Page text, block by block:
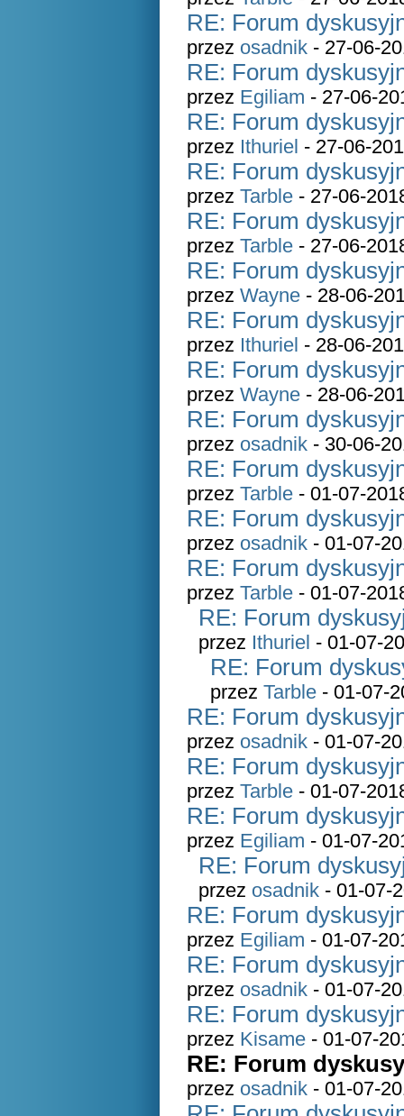
RE: Forum
przez osadnik - 27-06-
RE: Forum
przez Egiliam - 27-06-
RE: Forum
przez Ithuriel - 27-06-
RE: Forum
przez Tarble - 27-06-
RE: Forum
przez Tarble - 27-06-
RE: Forum
przez Wayne - 28-06-
RE: Forum
przez Ithuriel - 28-06-
RE: Forum
przez Wayne - 28-06-
RE: Forum
przez osadnik - 30-06-
RE: Forum
przez Tarble - 01-07-
RE: Forum
przez osadnik - 01-07-
RE: Forum
przez Tarble - 01-07-
RE: Forum
przez Ithuriel - 01-07-
RE: Forum
przez Tarble - 01-07-
RE: Forum
przez osadnik - 01-07-
RE: Forum
przez Tarble - 01-07-
RE: Forum
przez Egiliam - 01-07-
RE: Forum
przez osadnik - 01-07-
RE: Forum
przez Egiliam - 01-07-
RE: Forum
przez osadnik - 01-07-
RE: Forum
przez Kisame - 01-07-
RE: Forum
przez osadnik - 01-07-